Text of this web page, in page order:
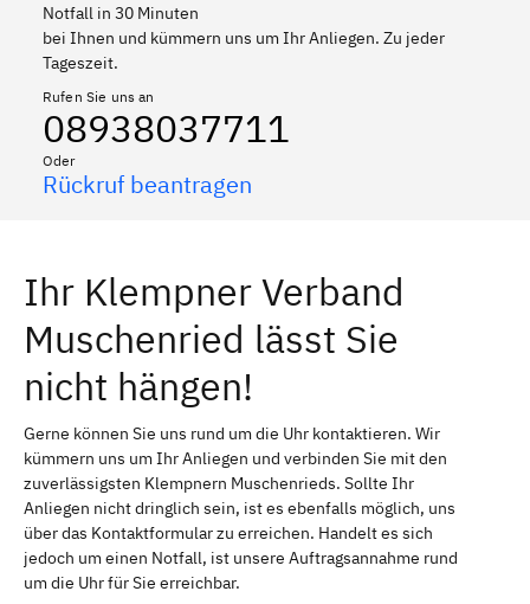
Notfall in 30 Minuten
bei Ihnen und kümmern uns um Ihr Anliegen. Zu jeder
Tageszeit.
Rufen Sie uns an
08938037711
Oder
Rückruf beantragen
Ihr Klempner Verband
Muschenried lässt Sie
nicht hängen!
Gerne können Sie uns rund um die Uhr kontaktieren. Wir
kümmern uns um Ihr Anliegen und verbinden Sie mit den
zuverlässigsten Klempnern Muschenrieds. Sollte Ihr
Anliegen nicht dringlich sein, ist es ebenfalls möglich, uns
über das Kontaktformular zu erreichen. Handelt es sich
jedoch um einen Notfall, ist unsere Auftragsannahme rund
um die Uhr für Sie erreichbar.